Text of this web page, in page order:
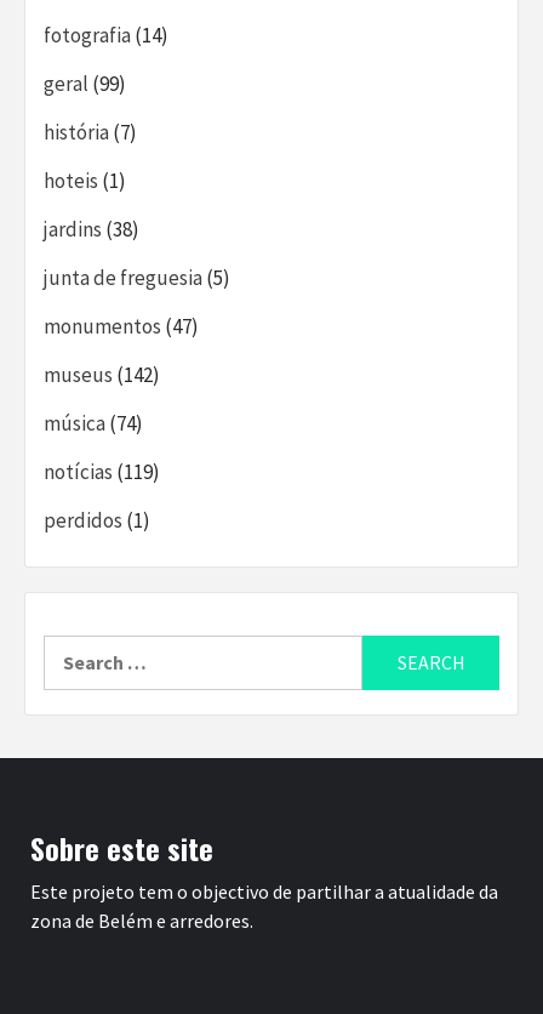
fotografia(14)
geral (99)
história(7)
hoteis (1)
jardins (38)
junta de freguesia(5)
monumentos (47)
museus (142)
música(74)
notícias (119)
perdidos (1)
for:
Sobre este site
Este projeto tem o objectivo de partilhar a atualidade da
zona de Belém e arredores.